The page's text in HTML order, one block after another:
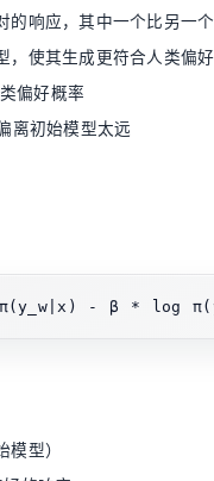
响应，其中一个比另一个
，使其生成更符合人类偏
偏好概率
离初始模型太远
型）